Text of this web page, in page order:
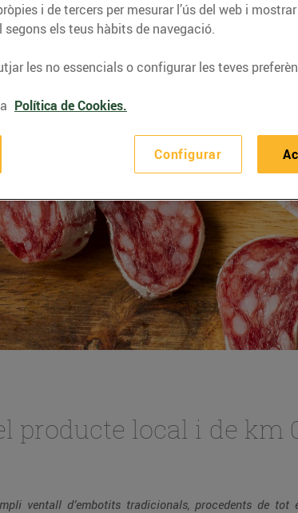
producte local i de km
ventall d’embotits tradicionals, procedents de
i de tercers per mesurar l’ús del web i
segons els teus hàbits de navegació.
les no essencials o configurar les teves
Política de Cookies.
Configurar